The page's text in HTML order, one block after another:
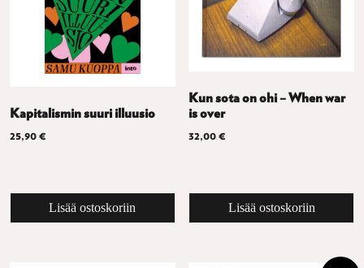
Kapitalismin suuri illuusio
25,90 €
Lisää ostoskoriin
Kun sota on ohi – When war
is over
32,00€
Lisää ostoskoriin